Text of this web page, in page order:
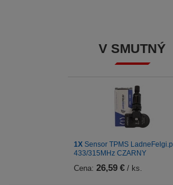
V SMUTNÝ
1X Sensor TPMS LadneFelgi.pl
433/315MHz CZARNY
Cena: 26,59 €/ ks.